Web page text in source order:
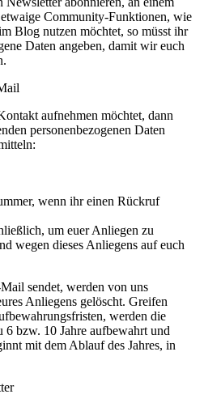
Community-Funktionen, wie
Blog nutzen möchtet, so müsst ihr
Daten angeben, damit wir euch
aufnehmen möchtet, dann
personenbezogenen Daten
wenn ihr einen Rückruf
um euer Anliegen zu
wegen dieses Anliegens auf euch
sendet, werden von uns
Anliegens gelöscht. Greifen
werden die
bzw. 10 Jahre aufbewahrt und
mit dem Ablauf des Jahres, in